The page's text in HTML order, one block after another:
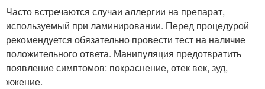
Часто встречаются случаи аллергии на препарат,
используемый при ламинировании. Перед процедурой
рекомендуется обязательно провести тест на наличие
положительного ответа. Манипуляция предотвратить
появление симптомов: покраснение, отек век, зуд,
жжение.